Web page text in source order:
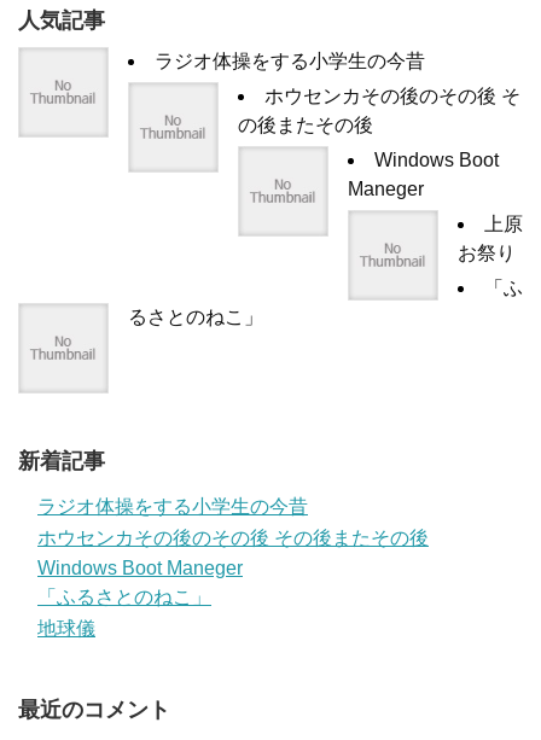
人気記事
ラジオ体操をする小学生の今昔
ホウセンカその後のその後 そ
の後またその後
Windows Boot
Maneger
上原
お祭り
「ふ
るさとのねこ」
新着記事
ラジオ体操をする小学生の今昔
ホウセンカその後のその後 その後またその後
Windows Boot Maneger
「ふるさとのねこ」
地球儀
最近のコメント